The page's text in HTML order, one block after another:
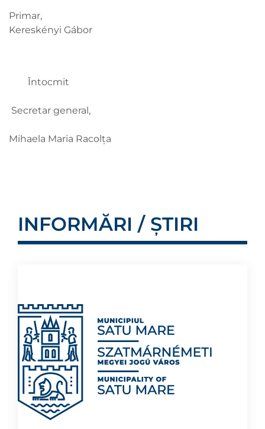
Primar,
Kereskényi Gábor
Întocmit
Secretar general,
Mihaela Maria Racolța
INFORMĂRI / ȘTIRI